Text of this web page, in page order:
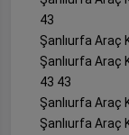
43
Şanlıurfa Araç
Şanlıurfa Araç
43 43
Şanlıurfa Araç
Şanlıurfa Araç